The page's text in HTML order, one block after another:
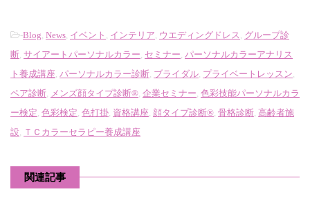
-Blog, News, イベント , インテリア, ウエディングドレス , グループ診
断, サイアートパーソナルカラー, セミナー, パーソナルカラーアナリス
ト養成講座, パーソナルカラー診断, ブライダル, プライベートレッスン,
ペア診断, メンズ顔タイプ診断®, 企業セミナー, 色彩技能パーソナルカラ
ー検定, 色彩検定, 色打掛, 資格講座, 顔タイプ診断®, 骨格診断, 高齢者施
設, ＴＣカラーセラピー養成講座
関連記事